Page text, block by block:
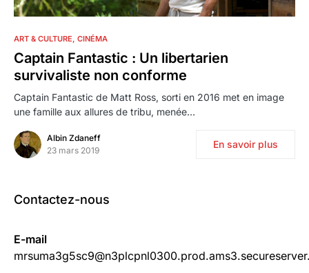
ART & CULTURE CINÉMA
Captain Fantastic : Un libertarien
survivaliste non conforme
Captain Fantastic de Matt Ross, sorti en 2016 met en image
une famille aux allures de tribu, menée…
Albin Zdaneff
23 mars 2019
En savoir plus
Contactez-nous
E-mail